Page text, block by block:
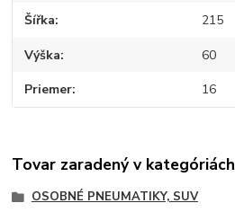
Šířka 215
Výška 60
Priemer 16
Tovar zaradený v kategóriách
OSOBNÉ PNEUMATIKY, SUV